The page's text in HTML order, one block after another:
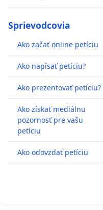
Sprievodcovia
Ako začať online petíciu
Ako napísať petíciu?
Ako prezentovať petíciu?
Ako získať mediálnu
pozornosť pre vašu
petíciu
Ako odovzdať petíciu